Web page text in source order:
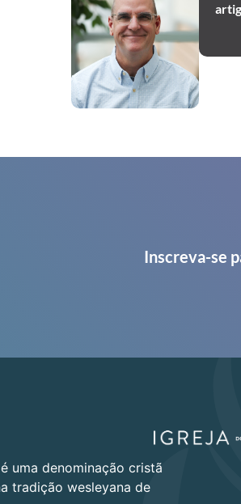
Inscreva-se
uma denominação cristã
tradição wesleyana de